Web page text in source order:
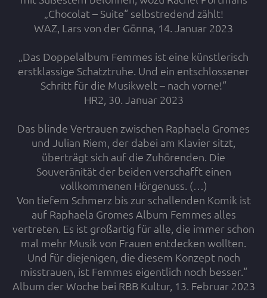
„Chocolat – Suite“ selbstredend zählt!
WAZ, Lars von der Gönna, 14. Januar 2023
„Das Doppelalbum Femmes ist eine künstlerisch
erstklassige Schatztruhe. Und ein entschlossener
Schritt für die Musikwelt – nach vorne!“
HR2, 30. Januar 2023
Das blinde Vertrauen zwischen Raphaela Gromes
und Julian Riem, der dabei am Klavier sitzt,
überträgt sich auf die Zuhörenden. Die
Souveränität der beiden verschafft einen
vollkommenen Hörgenuss. (…)
Von tiefem Schmerz bis zur schallenden Komik ist
auf Raphaela Gromes Album Femmes alles
vertreten. Es ist großartig für alle, die immer schon
mal mehr Musik von Frauen entdecken wollten.
Und für diejenigen, die diesem Konzept noch
misstrauen, ist Femmes eigentlich noch besser.“
Album der Woche bei RBB Kultur, 13. Februar 2023